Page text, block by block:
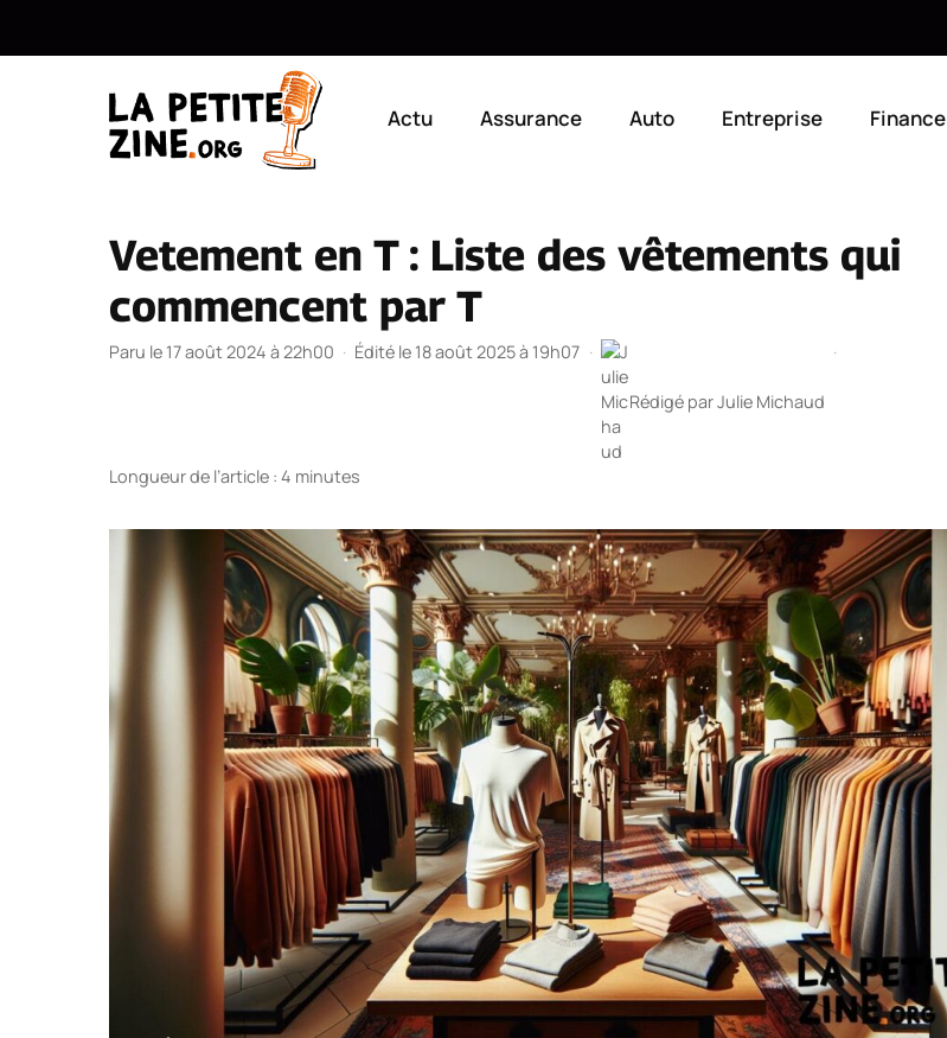
Actu Assurance Auto Entreprise Finance
Vetement en T : Liste des vêtements qui
commencent par T
Paru le 17 août 2024 à 22h00 · Édité le 18 août 2025 à 19h07 ·
Rédigé parJulie Michaud
·
Longueur de l’article : 4 minutes